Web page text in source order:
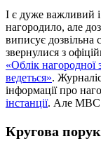
І є дуже важливий
нагородило, але
виписує
звернулися з
«Облік нагородної
ведеться».
інформації про
інстанції. Але МВС
Кругова